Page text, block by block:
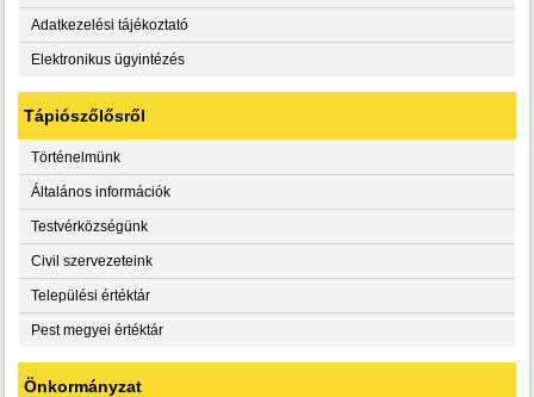
Adatkezelési tájékoztató
Elektronikus ügyintézés
Tápiószőlősről
Történelmünk
Általános információk
Testvérközségünk
Civil szervezeteink
Települési értéktár
Pest megyei értéktár
Önkormányzat